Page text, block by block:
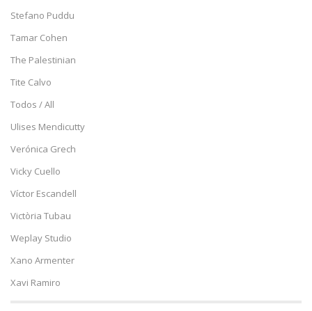
Stefano Puddu
Tamar Cohen
The Palestinian
Tite Calvo
Todos / All
Ulises Mendicutty
Verónica Grech
Vicky Cuello
Víctor Escandell
Victòria Tubau
Weplay Studio
Xano Armenter
Xavi Ramiro